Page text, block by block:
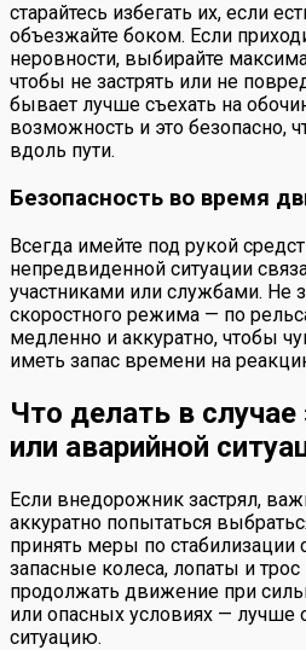
старайтесь избегать их, если
объезжайте боком. Если
неровности, выбирайте
чтобы не застрять или не
бывает лучше съехать на
возможность и это безопасно,
вдоль пути.
Безопасность во время
Всегда имейте под рукой
непредвиденной ситуации
участниками или службами. Не
скоростного режима — по
медленно и аккуратно, чтобы
иметь запас времени на
Что делать в случае
или аварийной
Если внедорожник застрял,
аккуратно попытаться
принять меры по стабилизации
запасные колеса, лопаты и
продолжать движение при
или опасных условиях — лучше
ситуацию.